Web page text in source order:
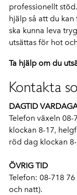
professionellt
hjälp så att du
ska kunna leva
utsättas för hot
Ta hjälp om du
Kontakta
DAGTID
Telefon växeln
klockan 8-17,
röd dag klockan
ÖVRIG TID
Telefon: 08-718
och natt).